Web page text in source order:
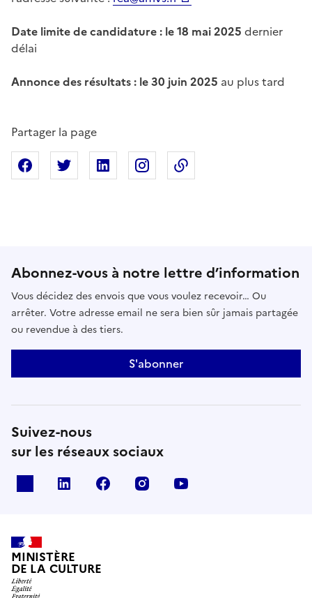
Date limite de candidature : le 18 mai 2025 dernier
délai
Annonce des résultats : le 30 juin 2025 au plus tard
Partager la page
Partager sur Facebook
Partager sur XPartager sur Linkedin
Partager sur Instagram
Abonnez-vous à notre lettre d’information
Vous décidez des envois que vous voulez recevoir… Ou
arrêter. Votre adresse email ne sera bien sûr jamais partagée
ou revendue à des tiers.
S'abonner
Suivez-nous
sur les réseaux sociaux
linkedin facebook instagram
MINISTÈRE
DE LA CULTURE